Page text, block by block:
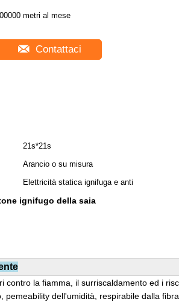
metri al mese
Contattaci
21s*21s
Arancio o su misura
Elettricità statica ignifuga e anti
ignifugo della saia
la fiamma, il surriscaldamento ed i
dell'umidità, respirabile dalla